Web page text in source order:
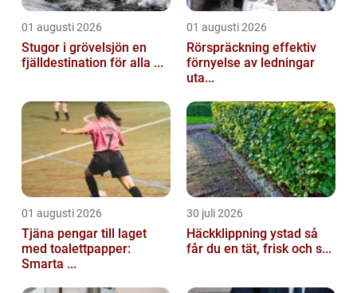
01 augusti 2026
Stugor i grövelsjön en
fjälldestination för alla ...
01 augusti 2026
Rörspräckning effektiv
förnyelse av ledningar
uta...
01 augusti 2026
Tjäna pengar till laget
med toalettpapper:
Smarta ...
30 juli 2026
Häckklippning ystad så
får du en tät, frisk och s...